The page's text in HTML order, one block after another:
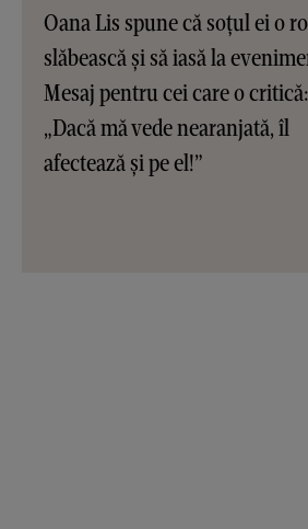
Oana Lis spune că soțul ei o
slăbească și să iasă la
Mesaj pentru cei care o critică:
„Dacă mă vede nearanjată, îl
afectează și pe el!”